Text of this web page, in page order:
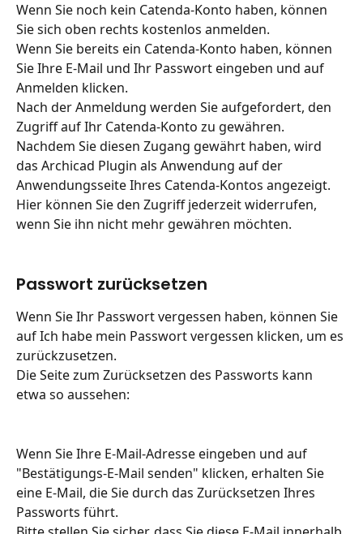
Wenn Sie noch kein Catenda-Konto haben, können
Sie sich oben rechts kostenlos anmelden.
Wenn Sie bereits ein Catenda-Konto haben, können
Sie Ihre E-Mail und Ihr Passwort eingeben und auf
Anmelden klicken.
Nach der Anmeldung werden Sie aufgefordert, den
Zugriff auf Ihr Catenda-Konto zu gewähren.
Nachdem Sie diesen Zugang gewährt haben, wird
das Archicad Plugin als Anwendung auf der
Anwendungsseite Ihres Catenda-Kontos angezeigt.
Hier können Sie den Zugriff jederzeit widerrufen,
wenn Sie ihn nicht mehr gewähren möchten.
Passwort zurücksetzen
Wenn Sie Ihr Passwort vergessen haben, können Sie
auf Ich habe mein Passwort vergessen klicken, um es
zurückzusetzen.
Die Seite zum Zurücksetzen des Passworts kann
etwa so aussehen:
Wenn Sie Ihre E-Mail-Adresse eingeben und auf
"Bestätigungs-E-Mail senden" klicken, erhalten Sie
eine E-Mail, die Sie durch das Zurücksetzen Ihres
Passworts führt.